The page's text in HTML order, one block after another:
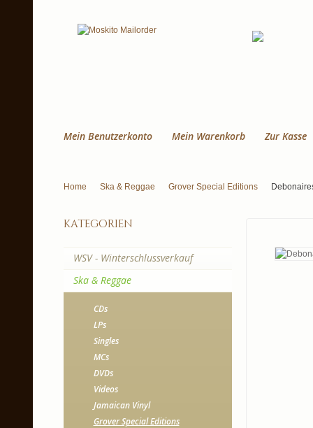
Mein Benutzerkonto Mein Warenkorb Zur Kasse
Home Ska & Reggae Grover Special Editions
kategorien
WSV - Winterschlussverkauf
Ska & Reggae
CDs
LPs
Singles
MCs
DVDs
Videos
Jamaican Vinyl
Grover Special Editions